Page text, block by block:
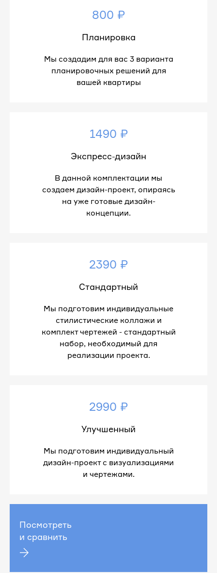
800 ₽
Планировка
Мы создадим для вас 3 варианта
планировочных решений для
вашей квартиры
1490 ₽
Экспресс-дизайн
В данной комплектации мы
создаем дизайн-проект, опираясь
на уже готовые дизайн-
концепции.
2390 ₽
Стандартный
Мы подготовим индивидуальные
стилистические коллажи и
комплект чертежей - стандартный
набор, необходимый для
реализации проекта.
2990 ₽
Улучшенный
Мы подготовим индивидуальный
дизайн-проект с визуализациями
и чертежами.
Посмотреть
и сравнить